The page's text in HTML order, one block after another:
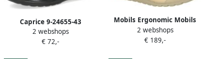
Caprice 9-24655-43
Bandschoenen
2 webshops
€ 72,-
Mobils Ergonomic Mobils
Ergonomi Dames beige
ballerina's & mocassins
2 webshops
€ 189,-